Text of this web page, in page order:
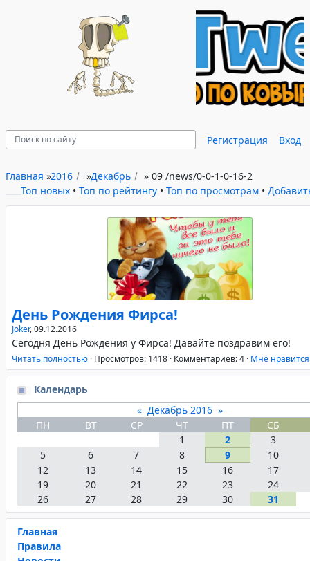
Регистрация Вход
Главная »2016 »Декабрь » 09
Топ новых • Топ по рейтингу • Топ по просмотрам •
/news/0-0-1-0-16-2
День Рождения Фирса!
Joker,09.12.2016
Читать полностью · Просмотров: 1418 · Комментариев: 4 · Mне
Сегодня День Рождения у Фирса! Давайте поздравим его!
Календарь
« Декабрь 2016 »
ПН
ВТ СР ЧТ ПТ
СБ
1
2
3
5
6 7 8 9
10
12
13 14 15 16
17
19
20 21 22 23
24
26
27 28 29 30 31
Главная
Правила